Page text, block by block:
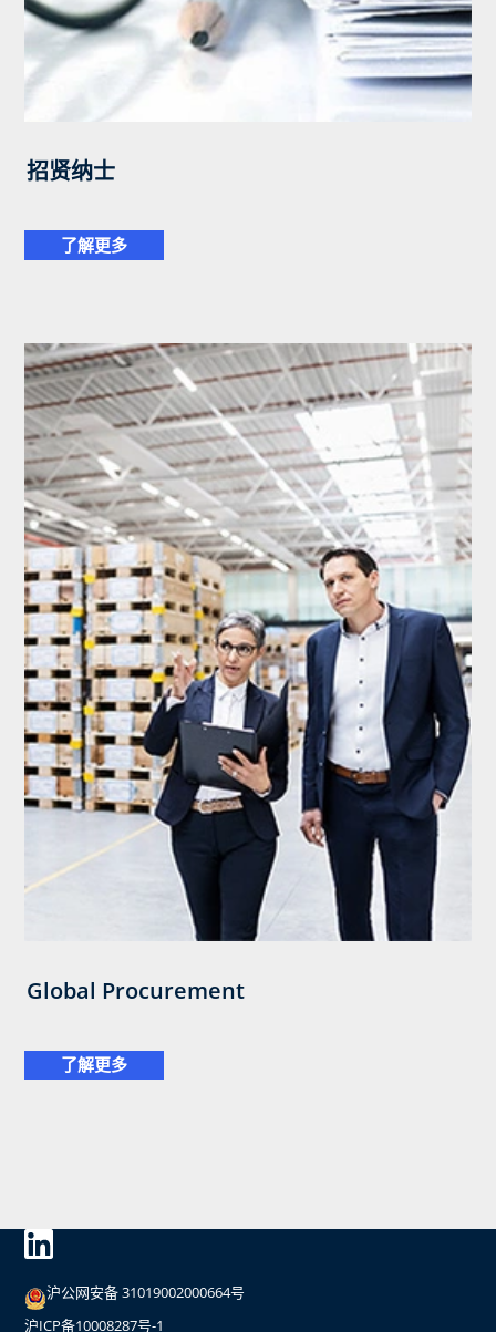
招贤纳士
了解更多
Global Procurement
了解更多
沪公网安备 31019002000664号
沪ICP备10008287号-1